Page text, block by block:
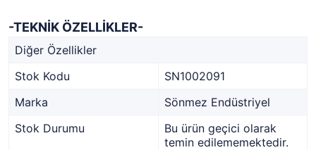
-TEKNİK ÖZELLİKLER-
Diğer Özellikler
Stok Kodu
SN1002091
Marka
Sönmez Endüstriyel
Stok Durumu
Bu ürün geçici olarak
temin edilememektedir.